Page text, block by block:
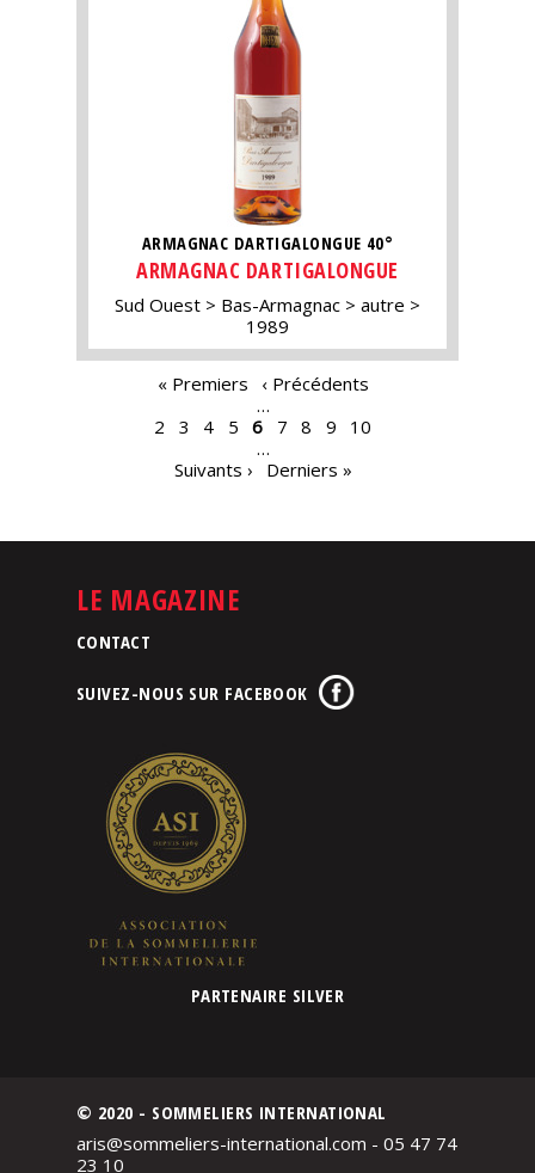
ARMAGNAC DARTIGALONGUE 40°
ARMAGNAC DARTIGALONGUE
Sud Ouest Bas-Armagnac
autre
1989
« Premiers
‹ Précédents
…
2
3 4 5 6 7 8 9
10
…
Suivants ›
Derniers »
LE MAGAZINE
CONTACT
SUIVEZ-NOUS SUR FACEBOOK
PARTENAIRE SILVER
© 2020 - SOMMELIERS INTERNATIONAL
aris@sommeliers-international.com - 05 47 74
23 10